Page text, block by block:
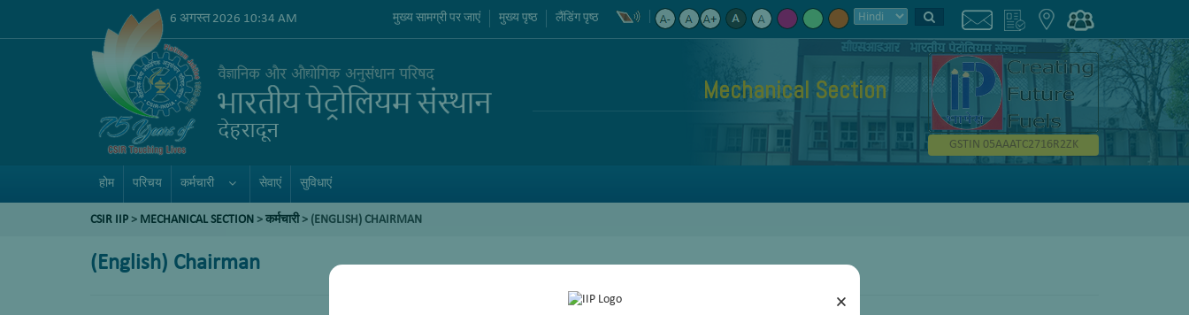
×
6 अगस्त 2026 10:34 AM मुख्य सामग्री पर जाएं मुख्य पृष्ठ लैंडिंग पृष्ठ
Mechanical Section
GSTIN 05AAATC2716R2ZK
होम परिचय कर्मचारी सेवाएं सुविधाएं
CSIR IIP > MECHANICAL SECTION > कर्मचारी> (ENGLISH) CHAIRMAN
(English) Chairman